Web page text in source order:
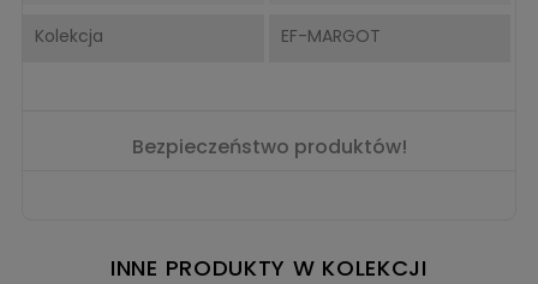
Kolekcja EF-MARGOT
Bezpieczeństwo produktów!
INNE PRODUKTY W KOLEKCJI